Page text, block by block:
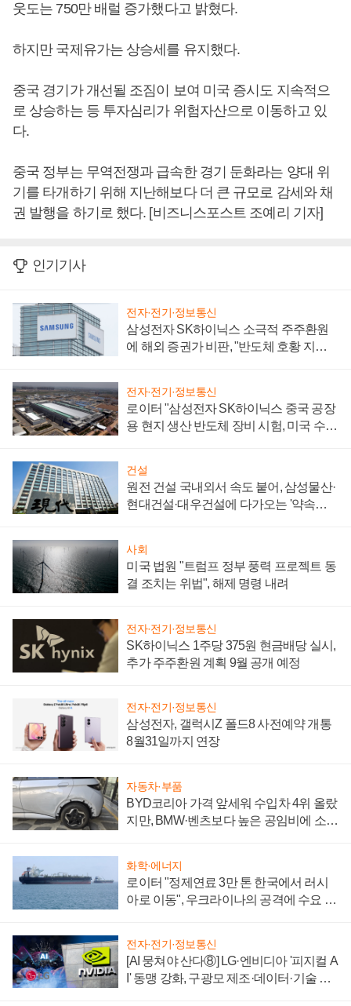
웃도는 750만 배럴 증가했다고 밝혔다.
하지만 국제유가는 상승세를 유지했다.
중국 경기가 개선될 조짐이 보여 미국 증시도 지속적으
로 상승하는 등 투자심리가 위험자산으로 이동하고 있
다.
중국 정부는 무역전쟁과 급속한 경기 둔화라는 양대 위
기를 타개하기 위해 지난해보다 더 큰 규모로 감세와 채
권 발행을 하기로 했다. [비즈니스포스트 조예리 기자]
인기기사
전자·전기·정보통신
삼성전자 SK하이닉스 소극적 주주환원
에 해외 증권가 비판, "반도체 호황 지속
전자·전기·정보통신
로이터 "삼성전자 SK하이닉스 중국 공장
용 현지 생산 반도체 장비 시험, 미국 수출
건설
원전 건설 국내외서 속도 붙어, 삼성물산·
현대건설·대우건설에 다가오는 '약속의
사회
미국 법원 "트럼프 정부 풍력 프로젝트 동
결 조치는 위법", 해제 명령 내려
전자·전기·정보통신
SK하이닉스 1주당 375원 현금배당 실시,
추가 주주환원 계획 9월 공개 예정
전자·전기·정보통신
삼성전자, 갤럭시Z 폴드8 사전예약 개통
8월31일까지 연장
자동차·부품
BYD코리아 가격 앞세워 수입차 4위 올랐
지만, BMW·벤츠보다 높은 공임비에 소비
화학·에너지
로이터 "정제연료 3만 톤 한국에서 러시
아로 이동", 우크라이나의 공격에 수요 늘
전자·전기·정보통신
[AI 뭉쳐야 산다⑧] LG·엔비디아 '피지컬 A
I' 동맹 강화, 구광모 제조·데이터·기술 결